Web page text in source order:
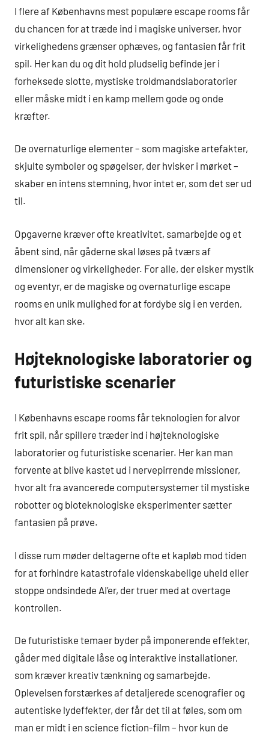
I flere af Københavns mest populære escape rooms får
du chancen for at træde ind i magiske universer, hvor
virkelighedens grænser ophæves, og fantasien får frit
spil. Her kan du og dit hold pludselig befinde jer i
forheksede slotte, mystiske troldmandslaboratorier
eller måske midt i en kamp mellem gode og onde
kræfter.
De overnaturlige elementer – som magiske artefakter,
skjulte symboler og spøgelser, der hvisker i mørket –
skaber en intens stemning, hvor intet er, som det ser ud
til.
Opgaverne kræver ofte kreativitet, samarbejde og et
åbent sind, når gåderne skal løses på tværs af
dimensioner og virkeligheder. For alle, der elsker mystik
og eventyr, er de magiske og overnaturlige escape
rooms en unik mulighed for at fordybe sig i en verden,
hvor alt kan ske.
Højteknologiske laboratorier og
futuristiske scenarier
I Københavns escape rooms får teknologien for alvor
frit spil, når spillere træder ind i højteknologiske
laboratorier og futuristiske scenarier. Her kan man
forvente at blive kastet ud i nervepirrende missioner,
hvor alt fra avancerede computersystemer til mystiske
robotter og bioteknologiske eksperimenter sætter
fantasien på prøve.
I disse rum møder deltagerne ofte et kapløb mod tiden
for at forhindre katastrofale videnskabelige uheld eller
stoppe ondsindede AI’er, der truer med at overtage
kontrollen.
De futuristiske temaer byder på imponerende effekter,
gåder med digitale låse og interaktive installationer,
som kræver kreativ tænkning og samarbejde.
Oplevelsen forstærkes af detaljerede scenografier og
autentiske lydeffekter, der får det til at føles, som om
man er midt i en science fiction-film – hvor kun de